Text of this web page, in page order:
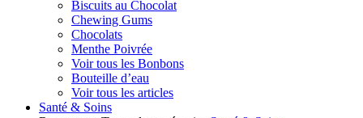
Biscuits au Chocolat
Chewing Gums
Chocolats
Menthe Poivrée
Voir tous les Bonbons
Bouteille d’eau
Voir tous les articles
Santé & Soins